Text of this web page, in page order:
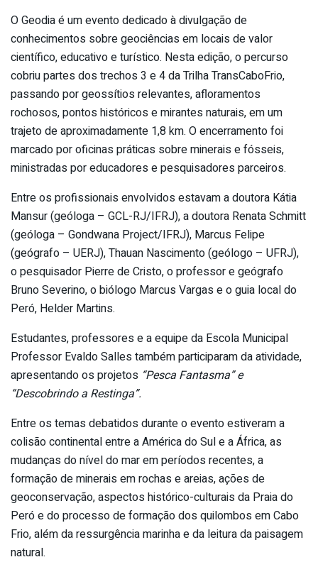
O Geodia é um evento dedicado à divulgação de
conhecimentos sobre geociências em locais de valor
científico, educativo e turístico. Nesta edição, o percurso
cobriu partes dos trechos 3 e 4 da Trilha TransCaboFrio,
passando por geossítios relevantes, afloramentos
rochosos, pontos históricos e mirantes naturais, em um
trajeto de aproximadamente 1,8 km. O encerramento foi
marcado por oficinas práticas sobre minerais e fósseis,
ministradas por educadores e pesquisadores parceiros.
Entre os profissionais envolvidos estavam a doutora Kátia
Mansur (geóloga – GCL-RJ/IFRJ), a doutora Renata Schmitt
(geóloga – Gondwana Project/IFRJ), Marcus Felipe
(geógrafo – UERJ), Thauan Nascimento (geólogo – UFRJ),
o pesquisador Pierre de Cristo, o professor e geógrafo
Bruno Severino, o biólogo Marcus Vargas e o guia local do
Peró, Helder Martins.
Estudantes, professores e a equipe da Escola Municipal
Professor Evaldo Salles também participaram da atividade,
apresentando os projetos “Pesca Fantasma” e
“Descobrindo a Restinga”.
Entre os temas debatidos durante o evento estiveram a
colisão continental entre a América do Sul e a África, as
mudanças do nível do mar em períodos recentes, a
formação de minerais em rochas e areias, ações de
geoconservação, aspectos histórico-culturais da Praia do
Peró e do processo de formação dos quilombos em Cabo
Frio, além da ressurgência marinha e da leitura da paisagem
natural.